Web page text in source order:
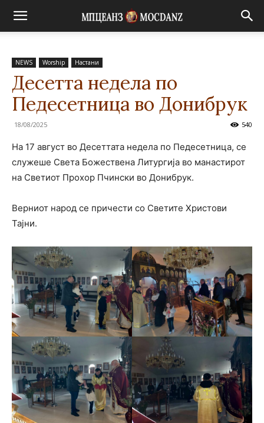
NEWS Worship Настани
Десетта недела по
Педесетница во Донибрук
18/08/2025 540
На 17 август во Десeттата недела по Педесетница, се
служеше Света Божествена Литургија во манастирот
на Светиот Прохор Пчински во Донибрук.
Верниот народ се причести со Светите Христови
Тајни.